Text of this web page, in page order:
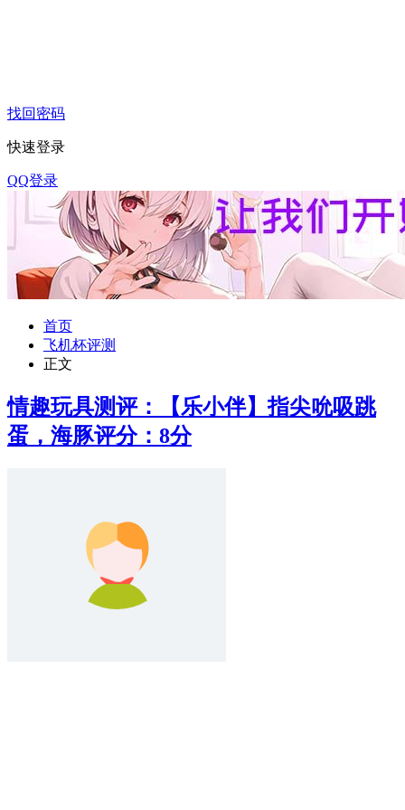
找回密码
快速登录
QQ登录
首页
飞机杯评测
正文
情趣玩具测评：【乐小伴】指尖吮吸跳
蛋，海豚评分：8分